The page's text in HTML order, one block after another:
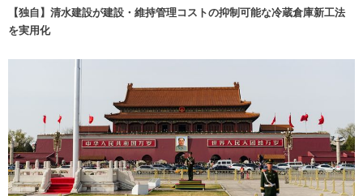
【独自】清水建設が建設・維持管理コストの抑制可能な冷蔵倉庫新工法
を実用化